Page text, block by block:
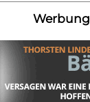
Werbung